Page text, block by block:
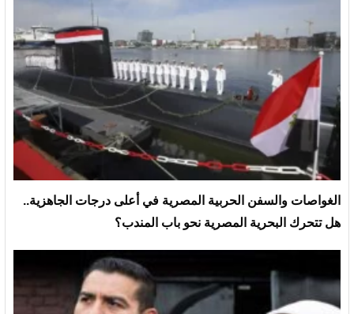
الغواصات والسفن الحربية المصرية في أعلى درجات الجاهزية..
هل تتحرك البحرية المصرية نحو باب المندب؟